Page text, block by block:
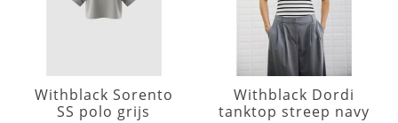
Withblack Sorento
SS polo grijs
Withblack Dordi
tanktop streep navy